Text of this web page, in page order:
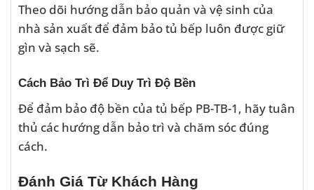
Theo dõi hướng dẫn bảo quản và vệ sinh của
nhà sản xuất để đảm bảo tủ bếp luôn được giữ
gìn và sạch sẽ.
Cách Bảo Trì Để Duy Trì Độ Bền
Để đảm bảo độ bền của tủ bếp PB-TB-1, hãy tuân
thủ các hướng dẫn bảo trì và chăm sóc đúng
cách.
Đánh Giá Từ Khách Hàng